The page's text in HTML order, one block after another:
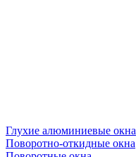
Глухие алюминиевые окна
Поворотно-откидные окна